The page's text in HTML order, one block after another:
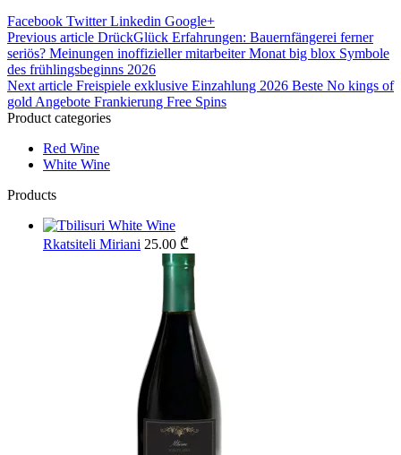
Facebook Twitter Linkedin Google+
Post
navigation
Previous article DrückGlück Erfahrungen: Bauernfängerei ferner
seriös? Meinungen inoffizieller mitarbeiter Monat big blox Symbole
des frühlingsbeginns 2026
Next article Freispiele exklusive Einzahlung 2026 Beste No kings of
gold Angebote Frankierung Free Spins
Product categories
Red Wine
White Wine
Products
Rkatsiteli Miriani 25.00 ₾